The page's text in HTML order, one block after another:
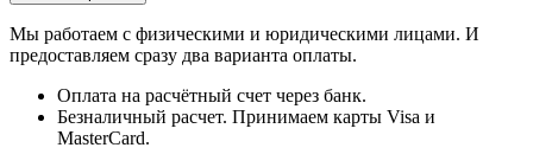
Мы работаем с физическими и юридическими лицами. И
предоставляем сразу два варианта оплаты.
Оплата на расчётный счет через банк.
Безналичный расчет. Принимаем карты Visa и
MasterCard.